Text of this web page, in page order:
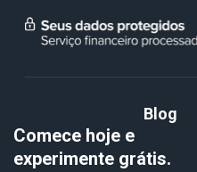
Blog
Comece hoje e
experimente grátis.